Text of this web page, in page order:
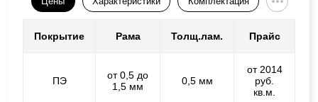
Покрытие Рама Толщ.лам. Прайс
ПЭ
от 0,5 до
1,5 мм
0,5 мм
от 2014
руб.
кв.м.